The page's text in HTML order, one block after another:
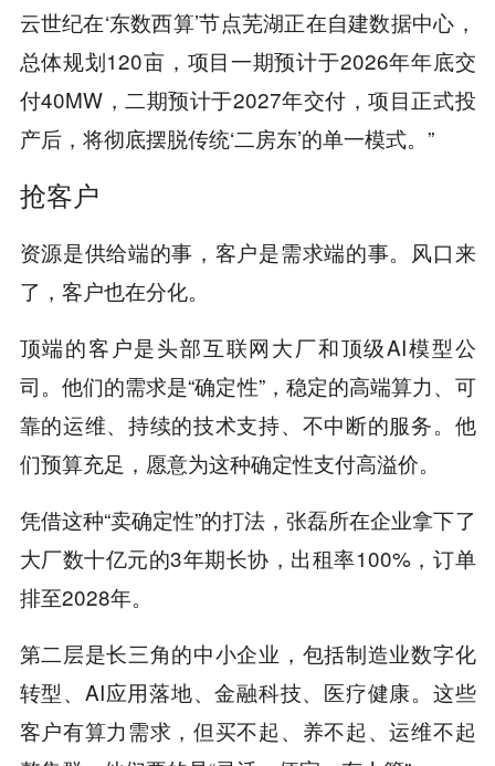
云世纪在‘东数西算’节点芜湖正在自建数据中心，
总体规划120亩，项目一期预计于2026年年底交
付40MW，二期预计于2027年交付，项目正式投
产后，将彻底摆脱传统‘二房东’的单一模式。”
抢客户
资源是供给端的事，客户是需求端的事。风口来
了，客户也在分化。
顶端的客户是头部互联网大厂和顶级AI模型公
司。他们的需求是“确定性”，稳定的高端算力、可
靠的运维、持续的技术支持、不中断的服务。他
们预算充足，愿意为这种确定性支付高溢价。
凭借这种“卖确定性”的打法，张磊所在企业拿下了
大厂数十亿元的3年期长协，出租率100%，订单
排至2028年。
第二层是长三角的中小企业，包括制造业数字化
转型、AI应用落地、金融科技、医疗健康。这些
客户有算力需求，但买不起、养不起、运维不起